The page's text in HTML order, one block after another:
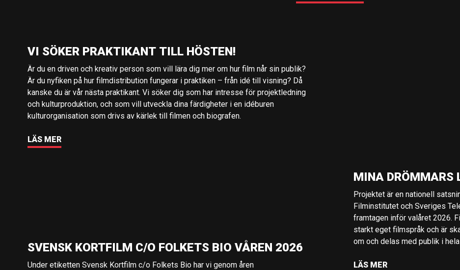
VI SÖKER PRAKTIKANT TILL HÖSTEN!
Är du en driven och kreativ person som vill lära dig mer om hur film når sin publik?
Är du nyfiken på hur filmdistribution fungerar i praktiken – från idé till visning? Då
kanske du är vår nästa praktikant. Vi söker dig som har intresse för projektledning
och kulturproduktion, och som vill utveckla dina färdigheter i en idéburen
kulturorganisation som drivs av kärlek till filmen och biografen.
LÄS MER
MINA DRÖMMARS
Projektet är en nationell
Filminstitutet och Sveriges
framtagen inför valåret 2026.
starkt eget filmspråk och är
om och delas med publik i
LÄS MER
SVENSK KORTFILM C/O FOLKETS BIO VÅREN 2026
Under etiketten Svensk Kortfilm c/o Folkets Bio har vi genom åren